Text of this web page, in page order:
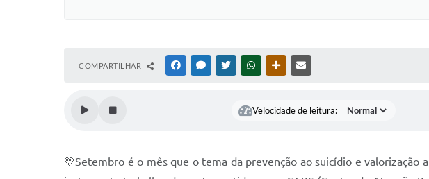
COMPARTILHAR FACEBOOKMESSENGER
TWITTERWHATSAPPOUTRAS MÍDIAS
Velocidade de leitura:
💛Setembro é o mês que o tema da prevenção ao suicídio e valorização